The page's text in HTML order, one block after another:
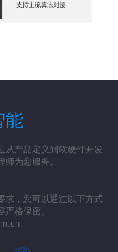
能
从产品定义到软硬件开发
为您服务。
求，您可以通过以下方式
格保密。